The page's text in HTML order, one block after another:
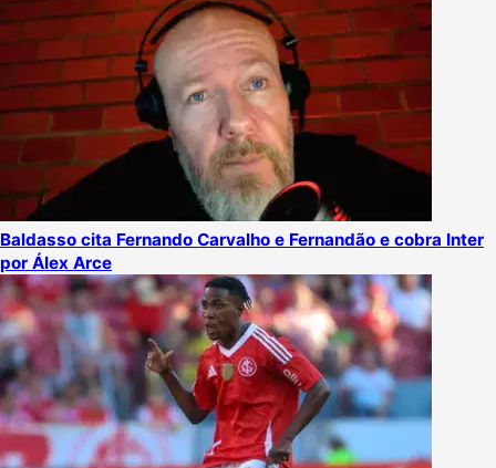
Baldasso cita Fernando Carvalho e Fernandão e cobra Inter
por Álex Arce